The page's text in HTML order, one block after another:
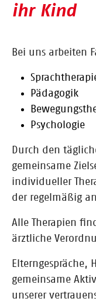
ihr Kind
Bei uns arbeiten
Pädagogik
Psychologie
Durch den
gemeinsame
individueller
der regelmäßig
Alle Therapien
ärztliche
Elterngespräche,
gemeinsame
unserer